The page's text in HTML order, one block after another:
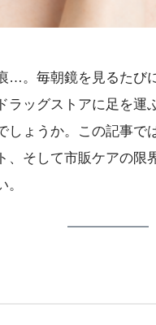
。毎朝鏡を見るた
ッグストアに足を
ょうか。この記事では
そして市販ケアの